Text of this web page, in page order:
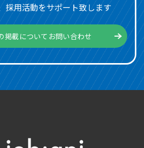
採用活動をサポート致します
掲載についてお問い合わせ